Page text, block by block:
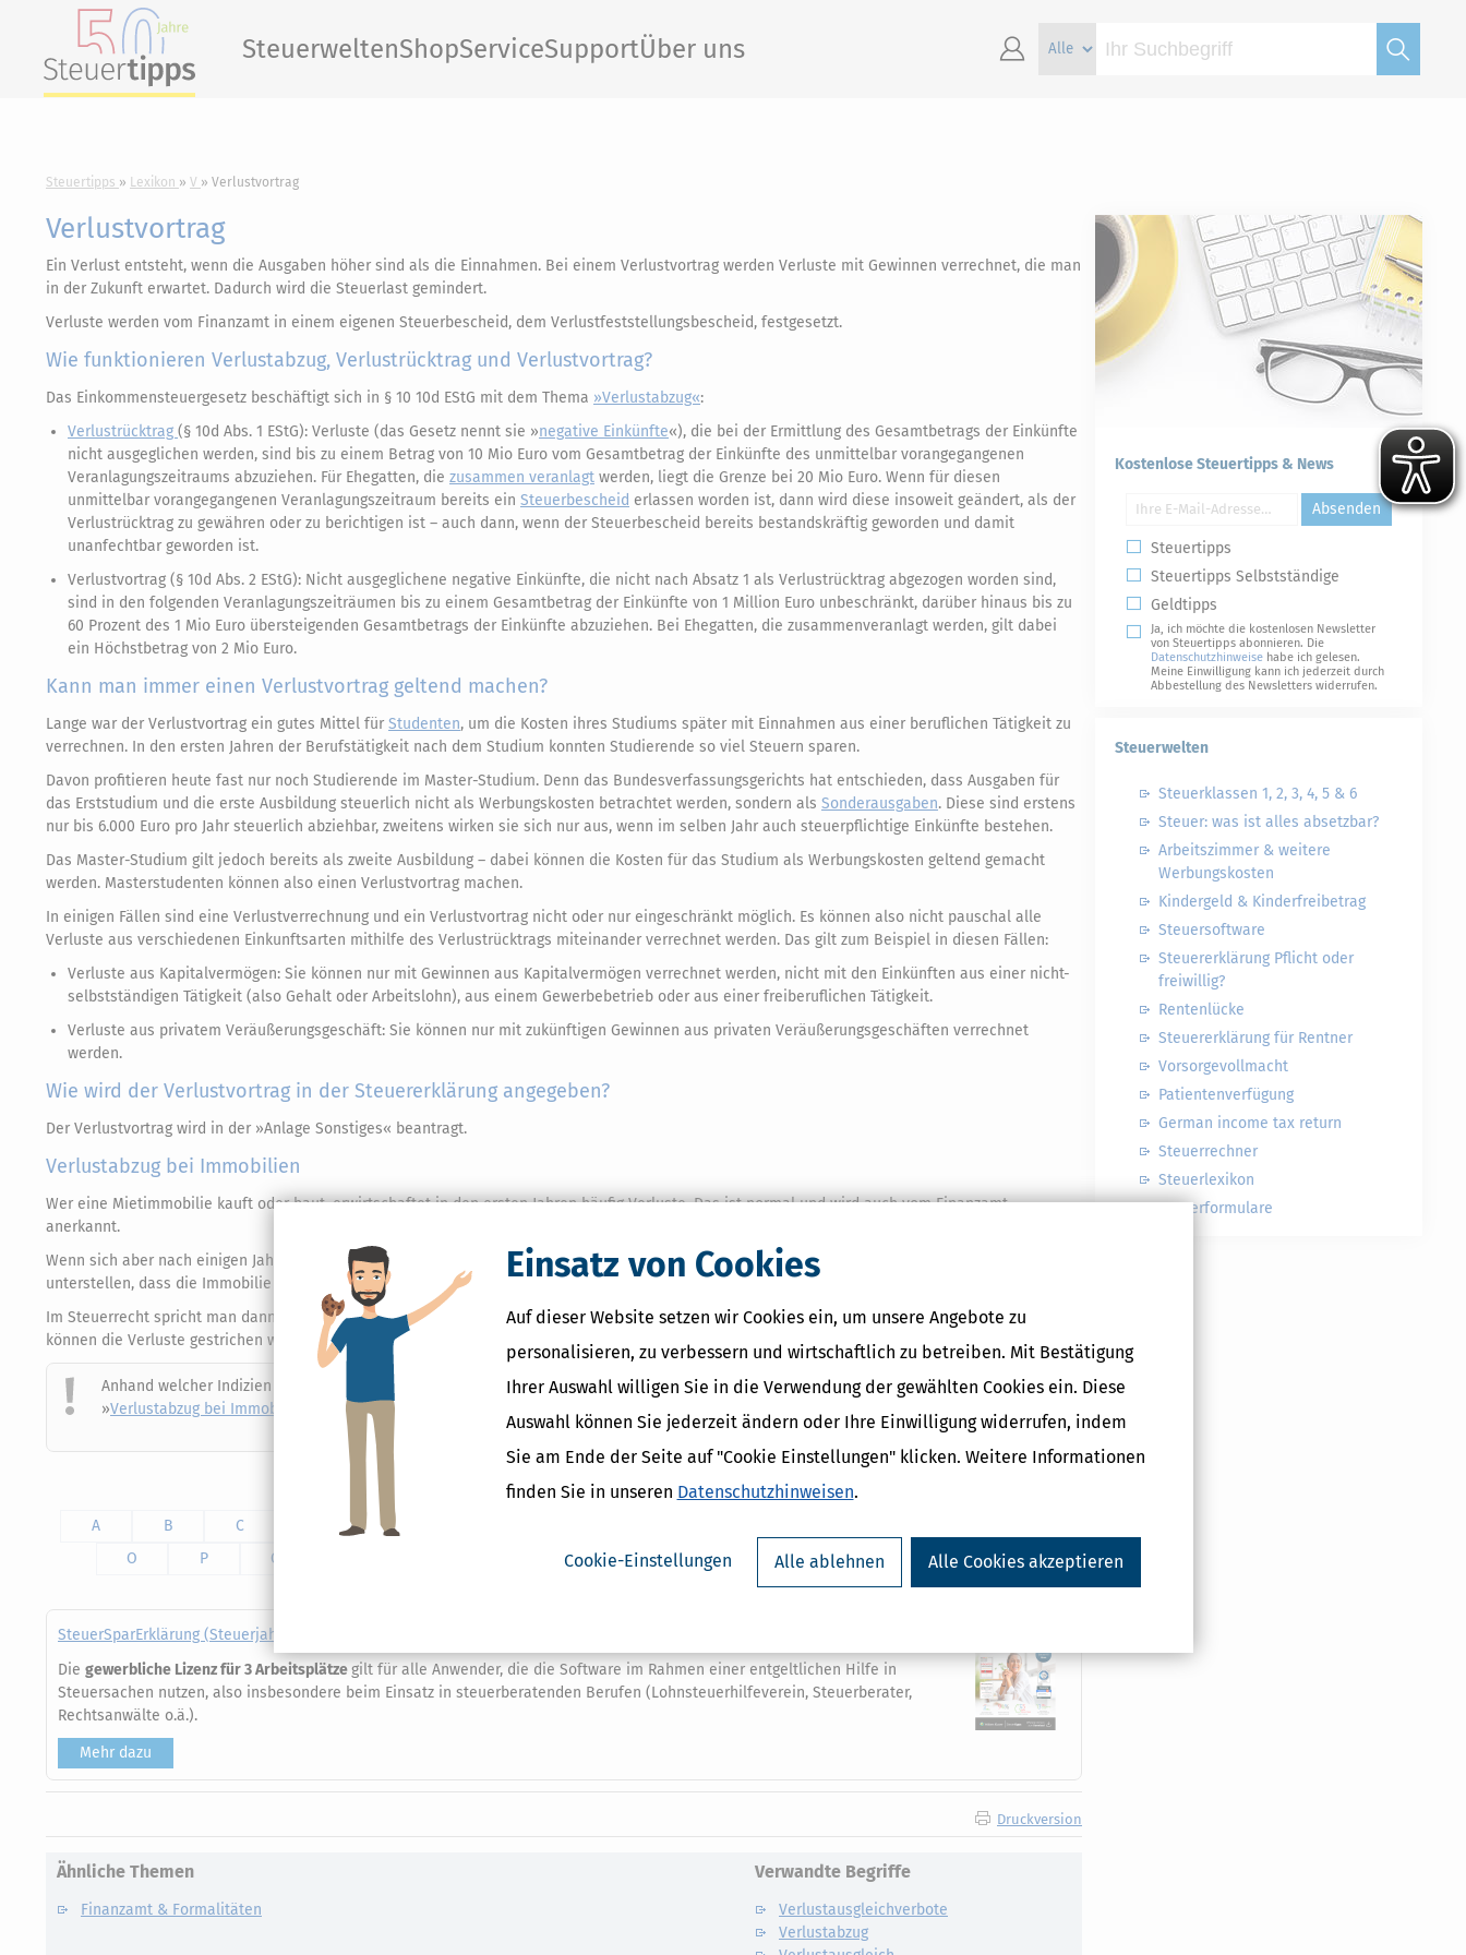
Einsatz von Cookies
Auf dieser Website setzen wir Cookies ein, um unsere Angebote zu
personalisieren, zu verbessern und wirtschaftlich zu betreiben. Mit Bestätigung
Ihrer Auswahl willigen Sie in die Verwendung der gewählten Cookies ein. Diese
Auswahl können Sie jederzeit ändern oder Ihre Einwilligung widerrufen, indem
Sie am Ende der Seite auf "Cookie Einstellungen" klicken. Weitere Informationen
finden Sie in unseren Datenschutzhinweisen.
Cookie-Einstellungen Alle ablehnen Alle Cookies akzeptieren
SteuerweltenShopServiceSupportÜber uns
Steuertipps Lexikon V Verlustvortrag
Verlustvortrag
Ein Verlust entsteht, wenn die Ausgaben höher sind als die Einnahmen. Bei einem Verlustvortrag werden Verluste mit Gewinnen verrechnet, die man
in der Zukunft erwartet. Dadurch wird die Steuerlast gemindert.
Verluste werden vom Finanzamt in einem eigenen Steuerbescheid, dem Verlustfeststellungsbescheid, festgesetzt.
Wie funktionieren Verlustabzug, Verlustrücktrag und Verlustvortrag?
Das Einkommensteuergesetz beschäftigt sich in § 10 10d EStG mit dem Thema »Verlustabzug«:
Verlustrücktrag (§ 10d Abs. 1 EStG): Verluste (das Gesetz nennt sie »negative Einkünfte«), die bei der Ermittlung des Gesamtbetrags der Einkünfte
nicht ausgeglichen werden, sind bis zu einem Betrag von 10 Mio Euro vom Gesamtbetrag der Einkünfte des unmittelbar vorangegangenen
Veranlagungszeitraums abzuziehen. Für Ehegatten, die zusammen veranlagt werden, liegt die Grenze bei 20 Mio Euro. Wenn für diesen
unmittelbar vorangegangenen Veranlagungszeitraum bereits ein Steuerbescheid erlassen worden ist, dann wird diese insoweit geändert, als der
Verlustrücktrag zu gewähren oder zu berichtigen ist – auch dann, wenn der Steuerbescheid bereits bestandskräftig geworden und damit
unanfechtbar geworden ist.
Verlustvortrag (§ 10d Abs. 2 EStG): Nicht ausgeglichene negative Einkünfte, die nicht nach Absatz 1 als Verlustrücktrag abgezogen worden sind,
sind in den folgenden Veranlagungszeiträumen bis zu einem Gesamtbetrag der Einkünfte von 1 Million Euro unbeschränkt, darüber hinaus bis zu
60 Prozent des 1 Mio Euro übersteigenden Gesamtbetrags der Einkünfte abzuziehen. Bei Ehegatten, die zusammenveranlagt werden, gilt dabei
ein Höchstbetrag von 2 Mio Euro.
Kann man immer einen Verlustvortrag geltend machen?
Lange war der Verlustvortrag ein gutes Mittel für Studenten, um die Kosten ihres Studiums später mit Einnahmen aus einer beruflichen Tätigkeit zu
verrechnen. In den ersten Jahren der Berufstätigkeit nach dem Studium konnten Studierende so viel Steuern sparen.
Davon profitieren heute fast nur noch Studierende im Master-Studium. Denn das Bundesverfassungsgerichts hat entschieden, dass Ausgaben für
das Erststudium und die erste Ausbildung steuerlich nicht als Werbungskosten betrachtet werden, sondern als Sonderausgaben. Diese sind erstens
nur bis 6.000 Euro pro Jahr steuerlich abziehbar, zweitens wirken sie sich nur aus, wenn im selben Jahr auch steuerpflichtige Einkünfte bestehen.
Das Master-Studium gilt jedoch bereits als zweite Ausbildung – dabei können die Kosten für das Studium als Werbungskosten geltend gemacht
werden. Masterstudenten können also einen Verlustvortrag machen.
In einigen Fällen sind eine Verlustverrechnung und ein Verlustvortrag nicht oder nur eingeschränkt möglich. Es können also nicht pauschal alle
Verluste aus verschiedenen Einkunftsarten mithilfe des Verlustrücktrags miteinander verrechnet werden. Das gilt zum Beispiel in diesen Fällen:
Verluste aus Kapitalvermögen: Sie können nur mit Gewinnen aus Kapitalvermögen verrechnet werden, nicht mit den Einkünften aus einer nicht-
selbstständigen Tätigkeit (also Gehalt oder Arbeitslohn), aus einem Gewerbebetrieb oder aus einer freiberuflichen Tätigkeit.
Verluste aus privatem Veräußerungsgeschäft: Sie können nur mit zukünftigen Gewinnen aus privaten Veräußerungsgeschäften verrechnet
werden.
Wie wird der Verlustvortrag in der Steuererklärung angegeben?
Der Verlustvortrag wird in der »Anlage Sonstiges« beantragt.
Verlustabzug bei Immobilien
Wer eine Mietimmobilie kauft oder baut, erwirtschaftet in den ersten Jahren häufig Verluste. Das ist normal und wird auch vom Finanzamt
anerkannt.
Wenn sich aber nach einigen Jahren abzeichnet, dass die Vermietung keinen positiven Ertrag abwerfen wird, wir das Finanzamt früher oder später
unterstellen, dass die Immobilie lediglich zur Steuerersparnis angeschafft wurde und gar nicht die Absicht besteht, Einkünfte zu erzielen.
Im Steuerrecht spricht man dann von
»Liebhaberei«. Konsequenz: Künftige Verluste erkennt das Finanzamt nicht mehr an und für die Vergangenheit
können die Verluste gestrichen werden, wenn die Steuerbescheide hierzu vorläufig ergangen sind.
Anhand welcher Indizien das Finanzamt Liebhaberei unterstellt und wie Betroffene gegensteuern können, erklären wir im Ratgeber
»Verlustabzug bei Immobilien: Liebhaberei vermeiden
Suchen
A
B C E
O
P Q U V W X Y #
SteuerSparErklärung (Steuerjahr 2025) - gewerbliche Lizenz
Die gewerbliche Lizenz für 3 Arbeitsplätzegilt für alle Anwender, die die Software im Rahmen einer entgeltlichen Hilfe in
Steuersachen nutzen, also insbesondere beim Einsatz in steuerberatenden Berufen (Lohnsteuerhilfeverein, Steuerberater,
Rechtsanwälte o.ä.).
Mehr dazu
Druckversion
Ähnliche Themen
Finanzamt & Formalitäten
Verwandte Begriffe
Verlustausgleichverbote
Verlustabzug
Kostenlose Steuertipps & News
Absenden
Steuertipps
Steuertipps Selbstständige
Geldtipps
Ja, ich möchte die kostenlosen Newsletter
von Steuertipps abonnieren. Die
Datenschutzhinweise habe ich gelesen.
Meine Einwilligung kann ich jederzeit durch
Abbestellung des Newsletters widerrufen.
Steuerwelten
Steuerklassen 1, 2, 3, 4, 5 & 6
Steuer: was ist alles absetzbar?
Arbeitszimmer & weitere
Werbungskosten
Kindergeld & Kinderfreibetrag
Steuersoftware
Steuererklärung Pflicht oder
freiwillig?
Rentenlücke
Steuererklärung für Rentner
Vorsorgevollmacht
Patientenverfügung
German income tax return
Steuerrechner
Steuerlexikon
Steuerformulare